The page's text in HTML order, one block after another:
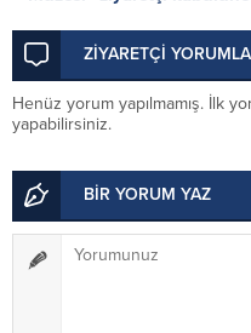
ZİYARETÇİ
Henüz yorum yapılmamış. İlk
yapabilirsiniz.
BİR YORUM YAZ